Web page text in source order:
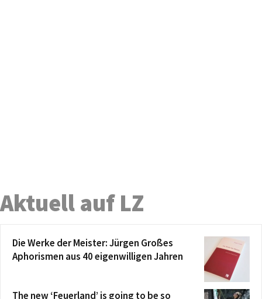
Aktuell auf LZ
Die Werke der Meister: Jürgen Großes
Aphorismen aus 40 eigenwilligen Jahren
The new ‘Feuerland’ is going to be so